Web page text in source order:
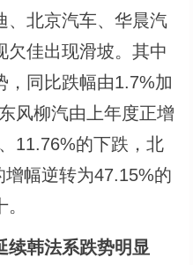
、北京汽车、华晨汽
欠佳出现滑坡。其中
，同比跌幅由1.7%加
风柳汽由上年度正增
11.76%的下跌，北
幅逆转为47.15%的
续韩法系跌势明显